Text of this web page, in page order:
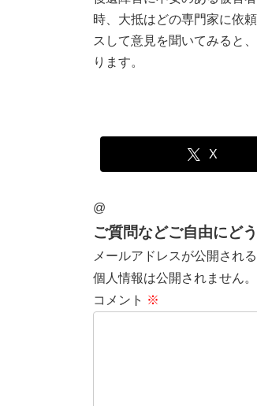
時、大抵はどの専門家に依
スして意見を聞いてみると
ります。
X
@
ご質問などご自由にど
メールアドレスが公開され
個人情報は公開されません
コメント ※